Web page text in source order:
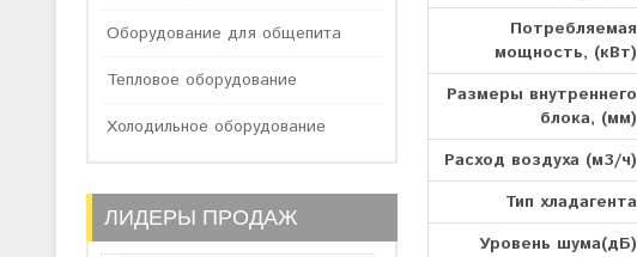
Оборудование для общепита
Тепловое оборудование
Холодильное оборудование
ЛИДЕРЫ ПРОДАЖ
Потребляемая
мощность, (кВт)
Размеры внутреннего
блока, (мм)
Расход воздуха (м3/ч)
Тип хладагента
Уровень шума(дБ)